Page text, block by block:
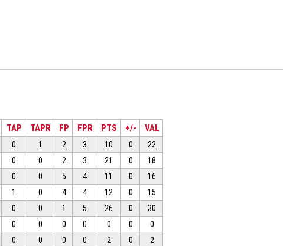
TAP TAPR FP FPR PTS +/- VAL
0 1 2 3 10 0
22
0 0 2 3 21 0
18
0 0 5 4 11 0
16
1 0 4 4 12 0
15
0 0 1 5 26 0
30
0 0 0 0 0 0
0
0 0 0 0 2 0
2